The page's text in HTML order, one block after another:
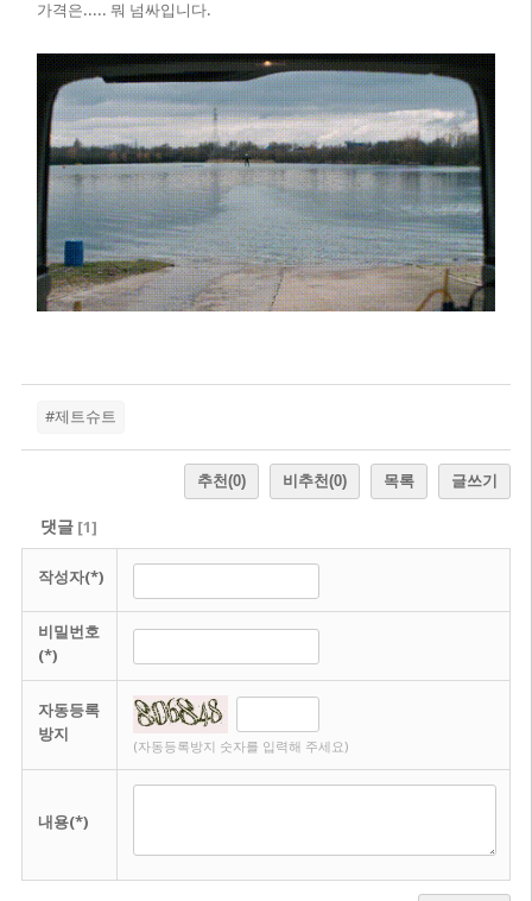
가격은..... 뭐 넘싸입니다.
#제트슈트
추천(0) 비추천(0) 목록 글쓰기
댓글[1]
작성자(*)
비밀번호
(*)
자동등록
방지
(자동등록방지 숫자를 입력해 주세요)
내용(*)